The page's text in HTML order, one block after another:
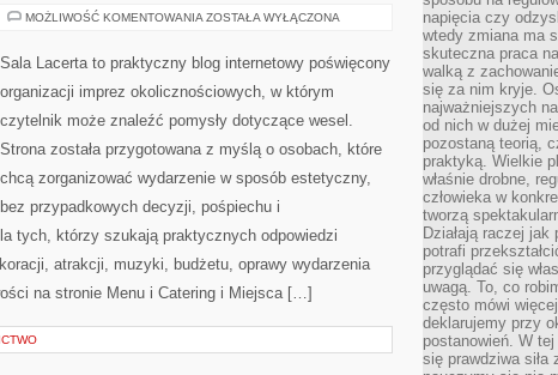
MOŻLIWOŚĆ KOMENTOWANIA BUDŻET
ZOSTAŁA WYŁĄCZONA
Sala Lacerta to praktyczny blog internetowy poświęcony
organizacji imprez okolicznościowych, w którym
czytelnik może znaleźć pomysły dotyczące wesel.
Strona została przygotowana z myślą o osobach, które
chcą zorganizować wydarzenie w sposób estetyczny,
bez przypadkowych decyzji, pośpiechu i
tych, którzy szukają praktycznych odpowiedzi
atrakcji, muzyki, budżetu, oprawy wydarzenia
na stronie Menu i Catering i Miejsca […]
napięcia czy
wtedy zmiana ma
skuteczna praca
walką z
się za nim kryje.
najważniejszych
od nich w dużej
pozostaną teorią,
praktyką. Wielkie
właśnie drobne,
człowieka w
tworzą
Działają raczej
potrafi
przyglądać się
uwagą. To, co
często mówi
deklarujemy przy
postanowień. W
się prawdziwa siła